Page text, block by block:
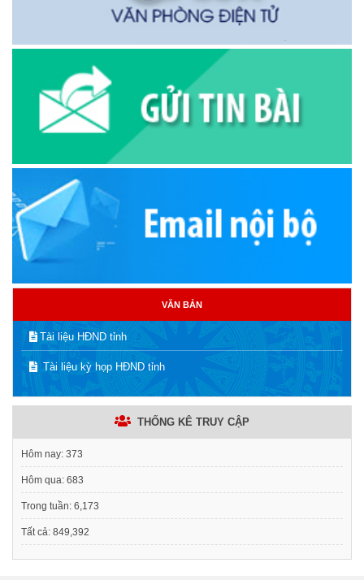
VĂN BẢN
Tài liệu HĐND tỉnh
Tài liệu kỳ họp HĐND tỉnh
THỐNG KÊ TRUY CẬP
Hôm nay: 373
Hôm qua: 683
Trong tuần: 6,173
Tất cả: 849,392